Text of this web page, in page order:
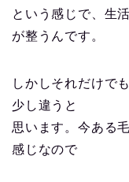
という感じで、生
が整うんです。
しかしそれだけで
少し違うと
思います。今ある
感じなので